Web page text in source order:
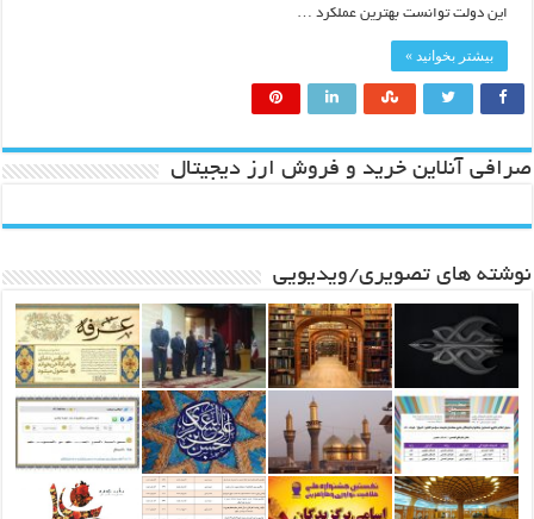
این دولت توانست بهترین عملکرد …
بیشتر بخوانید »
صرافی آنلاین خرید و فروش ارز دیجیتال
نوشته های تصویری/ویدیویی